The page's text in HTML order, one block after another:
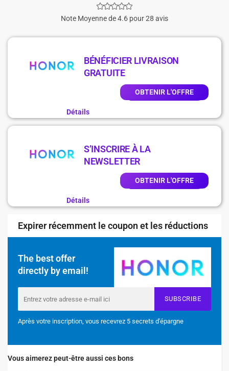
Note Moyenne de 4.6 pour 28 avis
BÉNÉFICIER LIVRAISON
GRATUITE
OBTENIR L'OFFRE
Détails
S’INSCRIRE À LA
NEWSLETTER
OBTENIR L'OFFRE
Détails
Expirer récemment le coupon et les réductions
The best offer
directly by email!
SUBSCRIBE
Après votre inscription, vous recevrez 5 secrets d'épargne
Vous aimerez peut-être aussi ces bons